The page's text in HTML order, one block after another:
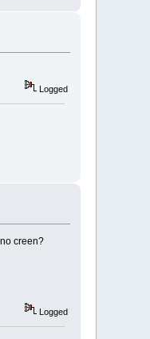
Logged
creen?
Logged